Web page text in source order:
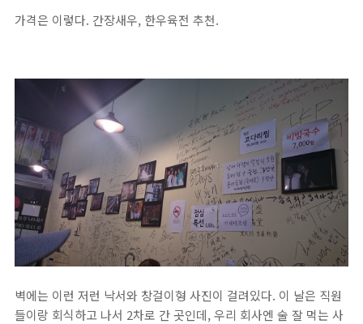
가격은 이렇다. 간장새우, 한우육전 추천.
벽에는 이런 저런 낙서와 창걸이형 사진이 걸려있다. 이 날은 직원
들이랑 회식하고 나서 2차로 간 곳인데, 우리 회사엔 술 잘 먹는 사